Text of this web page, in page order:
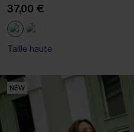
37,00 €
Taille haute
NEW